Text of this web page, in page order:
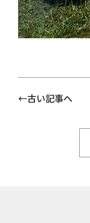
古い記事へ